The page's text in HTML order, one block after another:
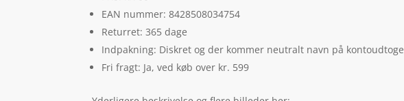
EAN nummer: 8428508034754
Returret: 365 dage
Indpakning: Diskret og der kommer neutralt navn på
Fri fragt: Ja, ved køb over kr. 599